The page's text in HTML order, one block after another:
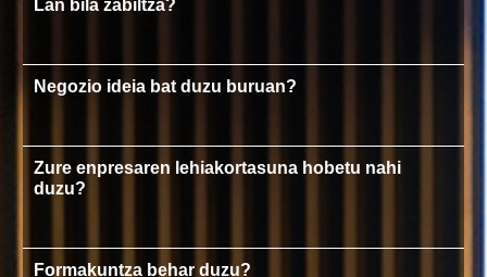
Lan bila zabiltza?
Negozio ideia bat duzu buruan?
Zure enpresaren lehiakortasuna hobetu nahi
duzu?
Formakuntza behar duzu?